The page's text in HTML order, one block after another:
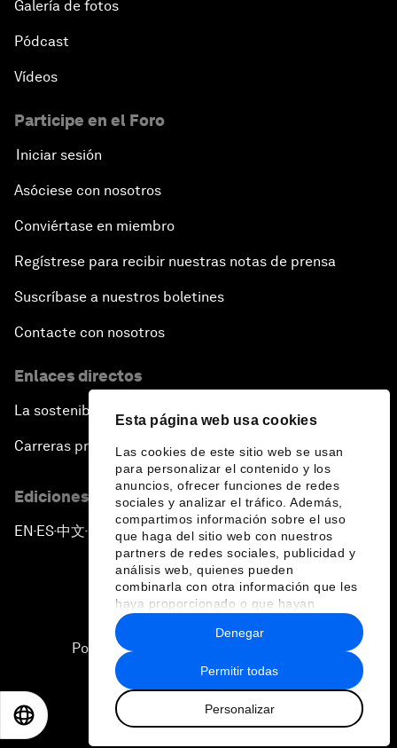
Esta página web usa cookies
Las cookies de este sitio web se usan
para personalizar el contenido y los
anuncios, ofrecer funciones de redes
sociales y analizar el tráfico. Además,
compartimos información sobre el uso
que haga del sitio web con nuestros
partners de redes sociales, publicidad y
análisis web, quienes pueden
combinarla con otra información que les
haya proporcionado o que hayan
recopilado a partir del uso que haya
hecho de sus servicios.
Permitir todas
Personalizar
Denegar
Galería de fotos
Pódcast
Vídeos
Participe en el Foro
Iniciar sesión
Asóciese con nosotros
Conviértase en miembro
Regístrese para recibir nuestras notas de prensa
Suscríbase a nuestros boletines
Contacte con nosotros
Enlaces directos
La sostenibilidad en el Foro
Carreras profesionales
Ediciones en otros idiomas
EN ▪ES▪中文▪ 日本語
Política de privacidad y normas de uso
Sitemap
2026 Foro Económico Mundial